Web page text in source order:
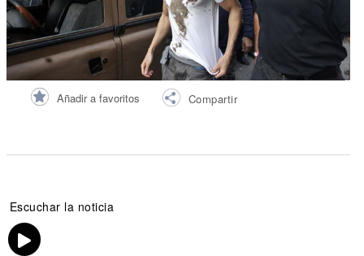
Añadir a favoritos Compartir
Escuchar la noticia